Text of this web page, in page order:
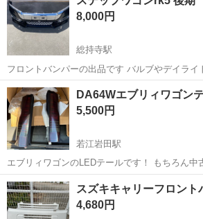
8,000円
総持寺駅
フロントバンパーの出品です バルブやデイライトはついていません 中
古品ですので傷などあります 見落としがあって
すし古いものですのでノークレームノーリター
ー81 引き取り出来る方...
大阪 高槻市 外装、車外用
DA64Wエブリィワゴン
5,500円
若江岩田駅
エブリィワゴンのLEDテールです！ もちろん中
す大阪 東大阪市 若江岩田駅 外装、車
スズキキャリーフロント
4,680円